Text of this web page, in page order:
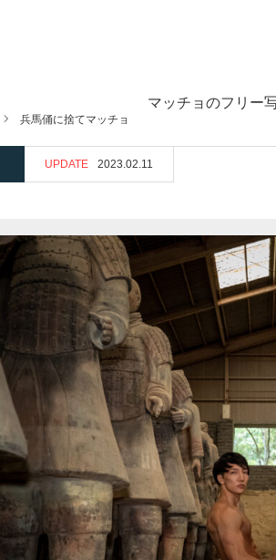
マッチョのフリー
兵馬俑に捨てマッチョ
UPDATE 2023.02.11